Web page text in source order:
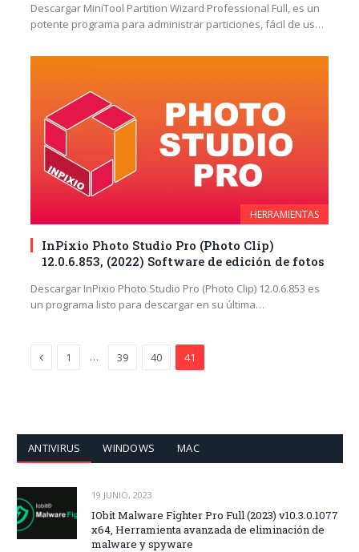
para optimizar el uso de su disco y proteger
sus datos.
Descargar MiniTool Partition Wizard Professional Full, es un
potente programa para administrar particiones, fácil de usar
HERRAMIENTAS
InPixio Photo Studio Pro (Photo Clip)
12.0.6.853, (2022) Software de edición de fotos
Descargar InPixio Photo Studio Pro (Photo Clip) 12.0.6.853 es
un programa listo para descargar en su última…
Anterior
1 … 39 40 41
ANTIVIRUS WINDOWS MAC
19 JUNIO, 2023
IObit Malware Fighter Pro Full (2023) v10.3.0.1077
x64, Herramienta avanzada de eliminación de
malware y spyware